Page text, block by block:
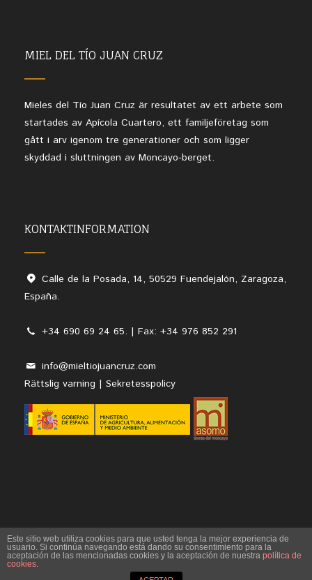
MIEL DEL TÍO JUAN CRUZ
Mieles del Tío Juan Cruz är resultatet av ett arbete som
startades av Apícola Cuartero, ett familjeföretag som
gått i arv igenom tre generationer och som ligger
skyddad i sluttningen av Moncayo-berget.
KONTAKTINFORMATION
Calle de la Posada, 14, 50529 Fuendejalón, Zaragoza,
España.
+34 690 69 24 65. | Fax: +34 976 852 291
info@mieltiojuancruz.com
Rättslig varning | Sekretesspolicy
Este sitio web utiliza cookies para que usted tenga la mejor experiencia de
usuario. Si continúa navegando está dando su consentimiento para la
aceptación de las mencionadas cookies y la aceptación de nuestra política de
cookies.